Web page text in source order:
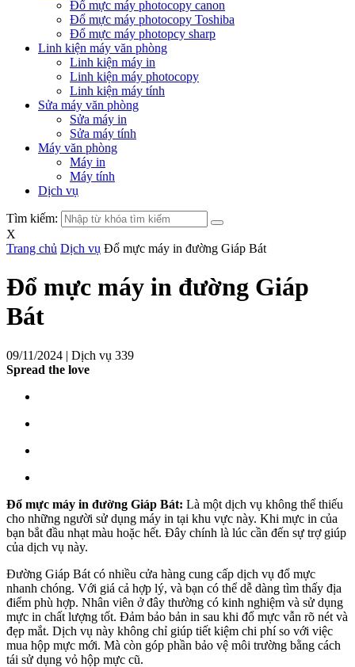
Đổ mực máy photocopy canon
Đổ mực máy photocopy Toshiba
Đổ mực máy photopcy sharp
Linh kiện máy văn phòng
Linh kiện máy in
Linh kiện máy photocopy
Linh kiện máy tính
Sửa máy văn phòng
Sửa máy in
Sửa máy tính
Máy văn phòng
Máy in
Máy tính
Dịch vụ
Tìm kiếm:
X
Trang chủ Dịch vụ Đổ mực máy in đường Giáp Bát
Đổ mực máy in đường Giáp
Bát
09/11/2024 | Dịch vụ 339
Spread the love
Đổ mực máy in đường Giáp Bát: Là một dịch vụ không thể thiếu
cho những người sử dụng máy in tại khu vực này. Khi mực in của
bạn bắt đầu nhạt màu hoặc hết. Đây chính là lúc cần đến sự trợ giúp
của dịch vụ này.
Đường Giáp Bát có nhiều cửa hàng cung cấp dịch vụ đổ mực
nhanh chóng. Với giá cả hợp lý, và bạn có thể dễ dàng tìm thấy địa
điểm phù hợp. Nhân viên ở đây thường có kinh nghiệm và sử dụng
mực in chất lượng tốt. Đảm bảo bản in sau khi đổ mực vẫn rõ nét và
đẹp mắt. Dịch vụ này không chỉ giúp tiết kiệm chi phí so với việc
mua hộp mực mới. Mà còn góp phần bảo vệ môi trường bằng cách
tái sử dụng vỏ hộp mực cũ.